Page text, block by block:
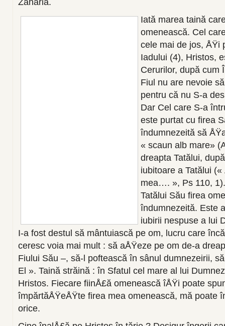
Zaharia.
Iată marea taină
omenească. Cel
cele mai de jos, ÅŸi
Iadului (4), Hristos,
Cerurilor, după cum
Fiul nu are nevoie
pentru că nu S-a
Dar Cel care S-a
este purtat cu firea
îndumnezeită să
« scaun alb mare»
dreapta Tatălui,
iubitoare a Tatălui
mea…. », Ps 110,
Tatălui Său firea
îndumnezeită. Este
iubirii nespuse a lui
I-a fost destul să mântuiască pe om, lucru care
ceresc voia mai mult : să aÅŸeze pe om de-a
Fiului Său –, să-l poftească în sânul dumnezeirii,
El ». Taină străină : în Sfatul cel mare al lui
Hristos. Fiecare fiinÅ£ă omenească îÅŸi poate
împărtăÅŸeÅŸte firea mea omenească, mă poate
orice.